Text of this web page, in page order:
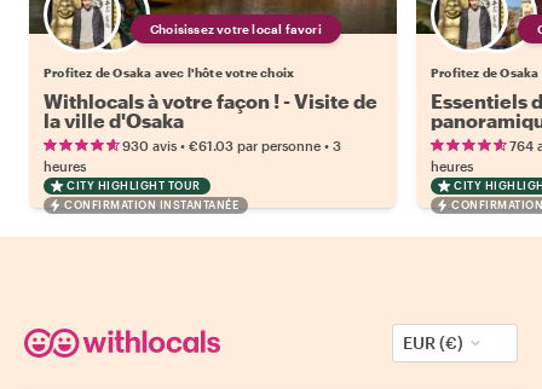
Choisissez votre local favori
Profitez de Osaka avec l'hôte votre choix
Withlocals à votre façon ! - Visite de
la ville d'Osaka
930 avis • €61.03 par personne • 3
heures
CITY HIGHLIGHT TOUR
CONFIRMATION INSTANTANÉE
Profitez de
Essentiels
en passant
visite
764
heures
CITY
EUR (€)